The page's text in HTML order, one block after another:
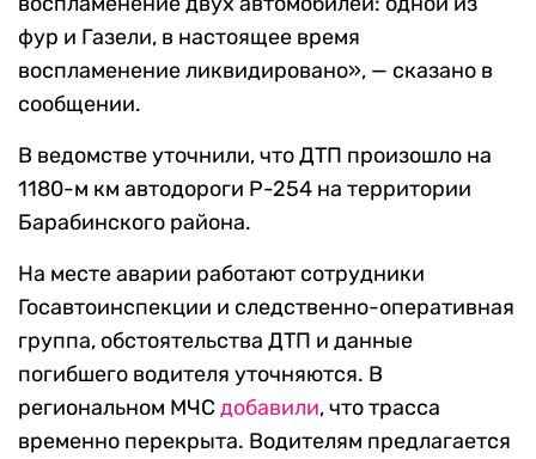
фур и Газели, в настоящее время
воспламенение ликвидировано», — сказано в
сообщении.
В ведомстве уточнили, что ДТП произошло на
1180-м км автодороги Р-254 на территории
Барабинского района.
На месте аварии работают сотрудники
Госавтоинспекции и следственно-оперативная
группа, обстоятельства ДТП и данные
погибшего водителя уточняются. В
региональном МЧС добавили, что трасса
временно перекрыта. Водителям предлагается